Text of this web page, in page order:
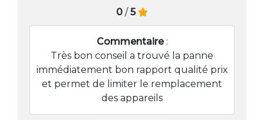
0 /5
Commentaire:
Très bon conseil a trouvé la panne
immédiatement bon rapport qualité prix
et permet de limiter le remplacement
des appareils